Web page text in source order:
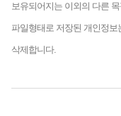
보유되어지는 이외의 다른
파일형태로 저장된 개인정
삭제합니다.